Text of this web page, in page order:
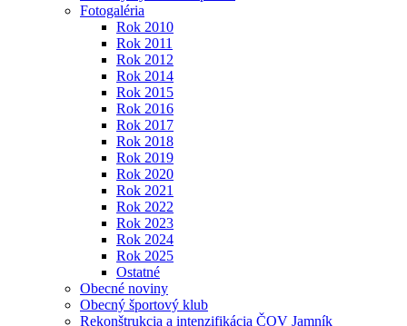
Fotogaléria
Rok 2010
Rok 2011
Rok 2012
Rok 2014
Rok 2015
Rok 2016
Rok 2017
Rok 2018
Rok 2019
Rok 2020
Rok 2021
Rok 2022
Rok 2023
Rok 2024
Rok 2025
Ostatné
Obecné noviny
Obecný športový klub
Rekonštrukcia a intenzifikácia ČOV Jamník